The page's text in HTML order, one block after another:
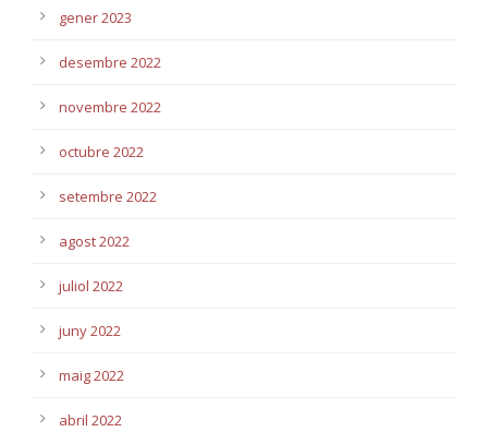
gener 2023
desembre 2022
novembre 2022
octubre 2022
setembre 2022
agost 2022
juliol 2022
juny 2022
maig 2022
abril 2022